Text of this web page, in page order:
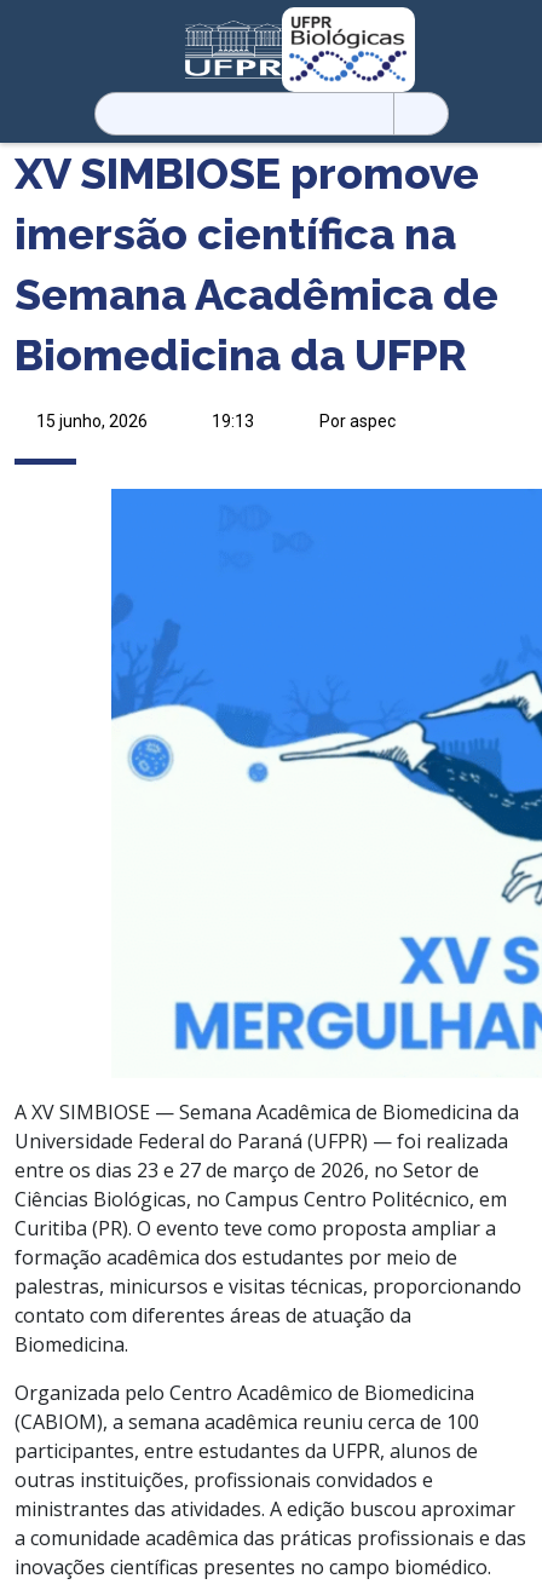
Pesquisar
por:
XV SIMBIOSE promove
imersão científica na
Semana Acadêmica de
Biomedicina da UFPR
15 junho, 2026 19:13 Por aspec
A XV SIMBIOSE — Semana Acadêmica de Biomedicina da
Universidade Federal do Paraná (UFPR) — foi realizada
entre os dias 23 e 27 de março de 2026, no Setor de
Ciências Biológicas, no Campus Centro Politécnico, em
Curitiba (PR). O evento teve como proposta ampliar a
formação acadêmica dos estudantes por meio de
palestras, minicursos e visitas técnicas, proporcionando
contato com diferentes áreas de atuação da
Biomedicina.
Organizada pelo Centro Acadêmico de Biomedicina
(CABIOM), a semana acadêmica reuniu cerca de 100
participantes, entre estudantes da UFPR, alunos de
outras instituições, profissionais convidados e
ministrantes das atividades. A edição buscou aproximar
a comunidade acadêmica das práticas profissionais e das
inovações científicas presentes no campo biomédico.